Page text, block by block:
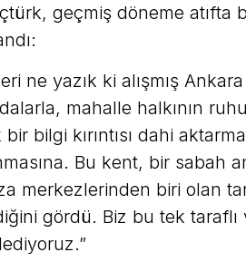
geçmiş döneme atıfta
ne yazık ki alışmış
mahalle halkının
bir bilgi kırıntısı dahi
Bu kent, bir sabah
merkezlerinden biri olan
gördü. Biz bu tek taraflı